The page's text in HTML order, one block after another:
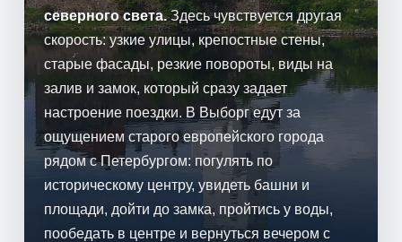
северного света.Здесь чувствуется другая
скорость: узкие улицы, крепостные стены,
старые фасады, резкие повороты, виды на
залив и замок, который сразу задает
настроение поездки. В Выборг едут за
ощущением старого европейского города
рядом с Петербургом: погулять по
историческому центру, увидеть башни и
площади, дойти до замка, пройтись у воды,
пообедать в центре и вернуться вечером с